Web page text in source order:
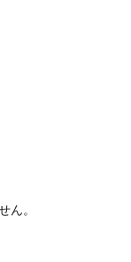
ん。